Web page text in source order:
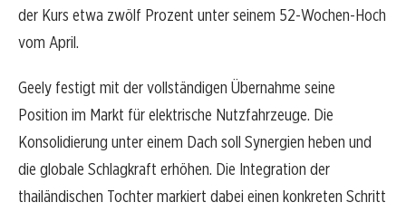
der Kurs etwa zwölf Prozent unter seinem 52-Wochen-Hoch
vom April.
Geely festigt mit der vollständigen Übernahme seine
Position im Markt für elektrische Nutzfahrzeuge. Die
Konsolidierung unter einem Dach soll Synergien heben und
die globale Schlagkraft erhöhen. Die Integration der
thailändischen Tochter markiert dabei einen konkreten Schritt